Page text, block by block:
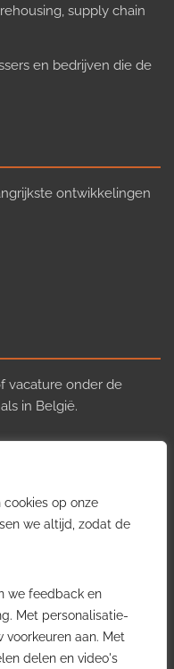
op onze
we altijd, zodat de
we feedback en
Met personalisatie-
voorkeuren aan. Met
delen en video's
supply chain
en bedrijven die de
ontwikkelingen
vacature onder de
in België.
sector in uw inbox.